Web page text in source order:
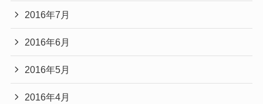
2016年7月
2016年6月
2016年5月
2016年4月